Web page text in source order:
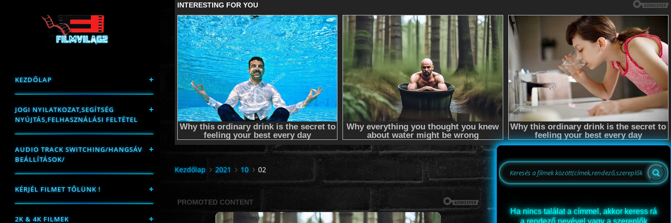
KEZDŐLAP
JOGI NYILATKOZAT,SEGÍTSÉG
NYÚJTÁS,FELHASZNÁLÁSI FELTÉTEL
AUDIO TRACK SWITCHING/HANGSÁV
BEÁLLÍTÁSOK/
KÉRJÉL FILMET TŐLÜNK !
2K & 4K FILMEK
Kezdőlap 2021 10 02
Ha nincs találat a címmel, akkor keress rá
a rendező nevével vagy a szereplők